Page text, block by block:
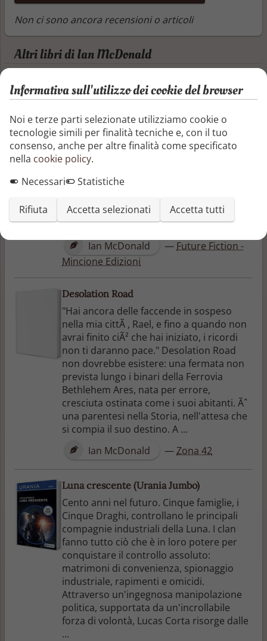
Non ci sono ancora recensioni o articoli
Altri libri di Ian McDonald
Un buon partito (Future Fiction Vol. 10)
per trovare moglie. "Un buon partito" è
una storia profonda e divertente che si
concentra su un aspetto chiave dell'India
del futuro di McDonald: gli aborti selettivi
squilibrio nel rapporto tra i sessi alla
nascita. Quattro maschi per ogni donna è
una proporzione che costringe moltissimi
uomini alla disperata ...
Ian McDonald
— Future Fiction -
Mincione Edizioni
Desolation Road
"Hai ancora delle faccende in sospeso
nella mia cittÃ , Rael, e fino a quando non
avrai finito ciÃ² che hai iniziato, i ricordi
non ti daranno pace." Desolation Road
non dovrebbe esistere: una fermata non
prevista lungo i binari della Ferrovia
Bethlehem Ares, nata per errore,
cresciuta ostinata come i suoi abitanti. Ãˆ
una parentesi nella Storia, nell'attesa che
si compia il suo destino. A ...
Ian McDonald
—Zona 42
Luna crescente (Urania Jumbo)
Cento anni nel futuro. Cinque famiglie, i
Cinque Draghi, controllano le principali
compagnie industriali della Luna. I clan
fanno tutto ciò che è in loro potere per
conquistare il controllo assoluto:
matrimoni di convenienza, spionaggio
industriale, rapimenti e omicidi.
Attraverso un'ingegnosa manipolazione
politica, supportata da un'incrollabile
forza di volontà, Lucas Corta risorge dalle
...
Informativa sull'utilizzo dei cookie del browser
Noi e terze parti selezionate utilizziamo cookie o
tecnologie simili per finalità tecniche e, con il tuo
consenso, anche per altre finalità come specificato
nella cookie policy.
Necessari
Statistiche
Rifiuta Accetta selezionati Accetta tutti